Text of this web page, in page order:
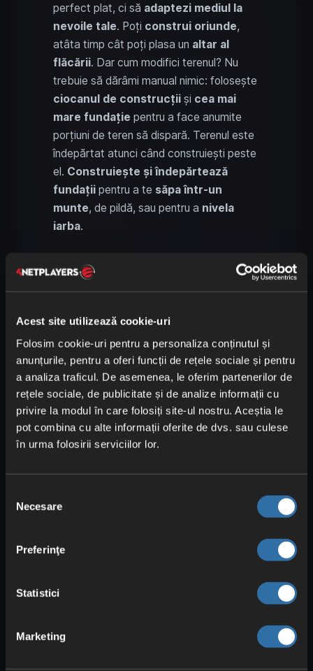
Acest site utilizează cookie-uri
Folosim cookie-uri pentru a personaliza conținutul și
anunțurile, pentru a oferi funcții de rețele sociale și pentru
a analiza traficul. De asemenea, le oferim partenerilor de
rețele sociale, de publicitate și de analize informații cu
privire la modul în care folosiți site-ul nostru. Aceștia le
pot combina cu alte informații oferite de dvs. sau culese
în urma folosirii serviciilor lor.
consimțământului
Necesare
Preferinţe
Statistici
Marketing
perfect plat, ci să adaptezi mediul la
nevoile tale. Poți construi oriunde,
atâta timp cât poți plasa un altar al
flăcării. Dar cum modifici terenul? Nu
trebuie să dărâmi manual nimic: folosește
ciocanul de construcții și cea mai
mare fundație pentru a face anumite
porțiuni de teren să dispară. Terenul este
îndepărtat atunci când construiești peste
el. Construiește și îndepărtează
fundații pentru a te săpa într-un
munte, de pildă, sau pentru a nivela
iarba.
7. Rotație la 360 de grade în
Enshrouded pentru decor și
pot fi rotite pe baza unei grile invizibile în
complet de rotație la 360 de grade
și butonul din dreapta al mouse-ului
Va apărea un fel de